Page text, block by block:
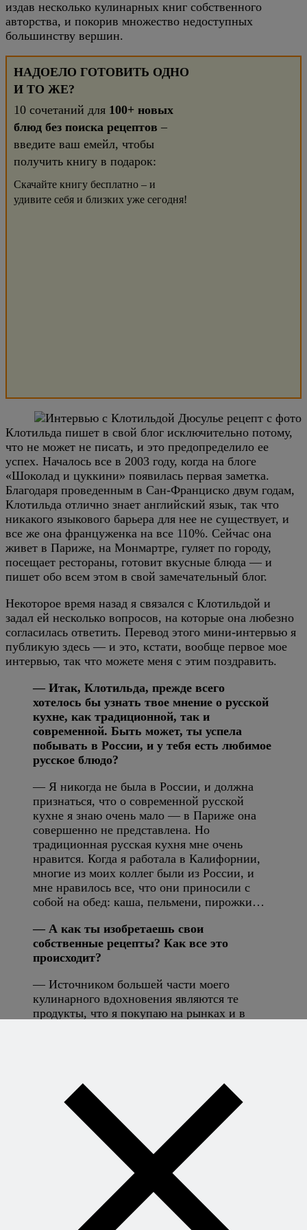
издав несколько кулинарных книг собственного
авторства, и покорив множество недоступных
большинству вершин.
НАДОЕЛО ГОТОВИТЬ ОДНО
И ТО ЖЕ?
10 сочетаний для 100+ новых
блюд без поиска рецептов –
введите ваш емейл, чтобы
получить книгу в подарок:
Скачайте книгу бесплатно – и
удивите себя и близких уже сегодня!
Клотильда пишет в свой блог исключительно потому,
что не может не писать, и это предопределило ее
успех. Началось все в 2003 году, когда на блоге
«Шоколад и цуккини» появилась первая заметка.
Благодаря проведенным в Сан-Франциско двум годам,
Клотильда отлично знает английский язык, так что
никакого языкового барьера для нее не существует, и
все же она француженка на все 110%. Сейчас она
живет в Париже, на Монмартре, гуляет по городу,
посещает рестораны, готовит вкусные блюда — и
пишет обо всем этом в свой замечательный блог.
Некоторое время назад я связался с Клотильдой и
задал ей несколько вопросов, на которые она любезно
согласилась ответить. Перевод этого мини-интервью я
публикую здесь — и это, кстати, вообще первое мое
интервью, так что можете меня с этим поздравить.
— Итак, Клотильда, прежде всего
хотелось бы узнать твое мнение о русской
кухне, как традиционной, так и
современной. Быть может, ты успела
побывать в России, и у тебя есть любимое
русское блюдо?
— Я никогда не была в России, и должна
признаться, что о современной русской
кухне я знаю очень мало — в Париже она
совершенно не представлена. Но
традиционная русская кухня мне очень
нравится. Когда я работала в Калифорнии,
многие из моих коллег были из России, и
мне нравилось все, что они приносили с
собой на обед: каша, пельмени, пирожки…
— А как ты изобретаешь свои
собственные рецепты? Как все это
происходит?
— Источником большей части моего
кулинарного вдохновения являются те
продукты, что я покупаю на рынках и в
— Как ты относишься к последним
кулинарным тенденциям, таким, как, к
примеру, молекулярная кухня?
— Мне очень интересны эти современные
тренды, поскольку они могут дать рождение
новым идеям, позволить тебе взглянуть на
вещи под другим углом, познакомить тебя с
новыми ингредиентами или кулинарными
приемами. Тем не менее, то, что готовлю я